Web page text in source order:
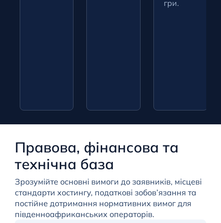
гри.
Правова, фінансова та
технічна база
Зрозумійте основні вимоги до заявників, місцеві
стандарти хостингу, податкові зобов’язання та
постійне дотримання нормативних вимог для
південноафриканських операторів.